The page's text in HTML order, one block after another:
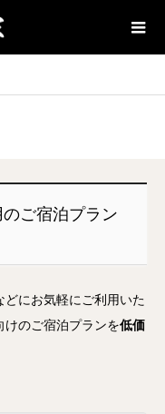
ご宿泊プラン
どにお気軽にご利用いた
けのご宿泊プランを低価